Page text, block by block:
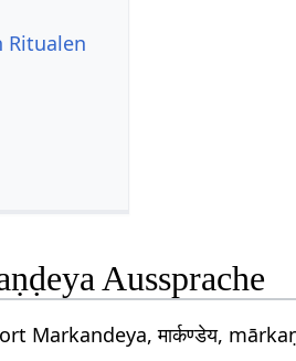
Ritualen
Aussprache
Markandeya, मार्कण्डेय,